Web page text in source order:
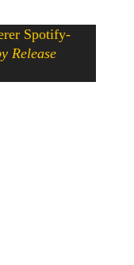
Spotify-
Release